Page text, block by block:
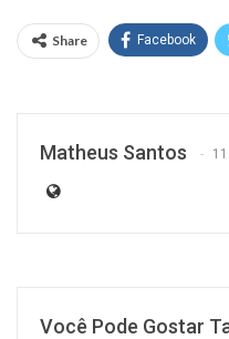
Share Facebook
Matheus Santos
Você Pode Gostar